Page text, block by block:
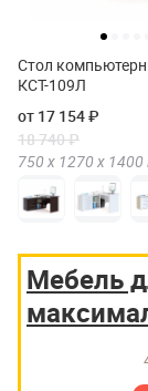
Стол
КСТ-109Л
от 17 154 ₽
18 740 ₽
750 х 1270 х 1400
Мебель